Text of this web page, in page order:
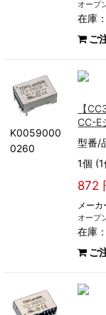
オープ
在庫
ご
K0059000
0260
【
CC-E
型番/
1個
872
メー
オープ
在庫
ご